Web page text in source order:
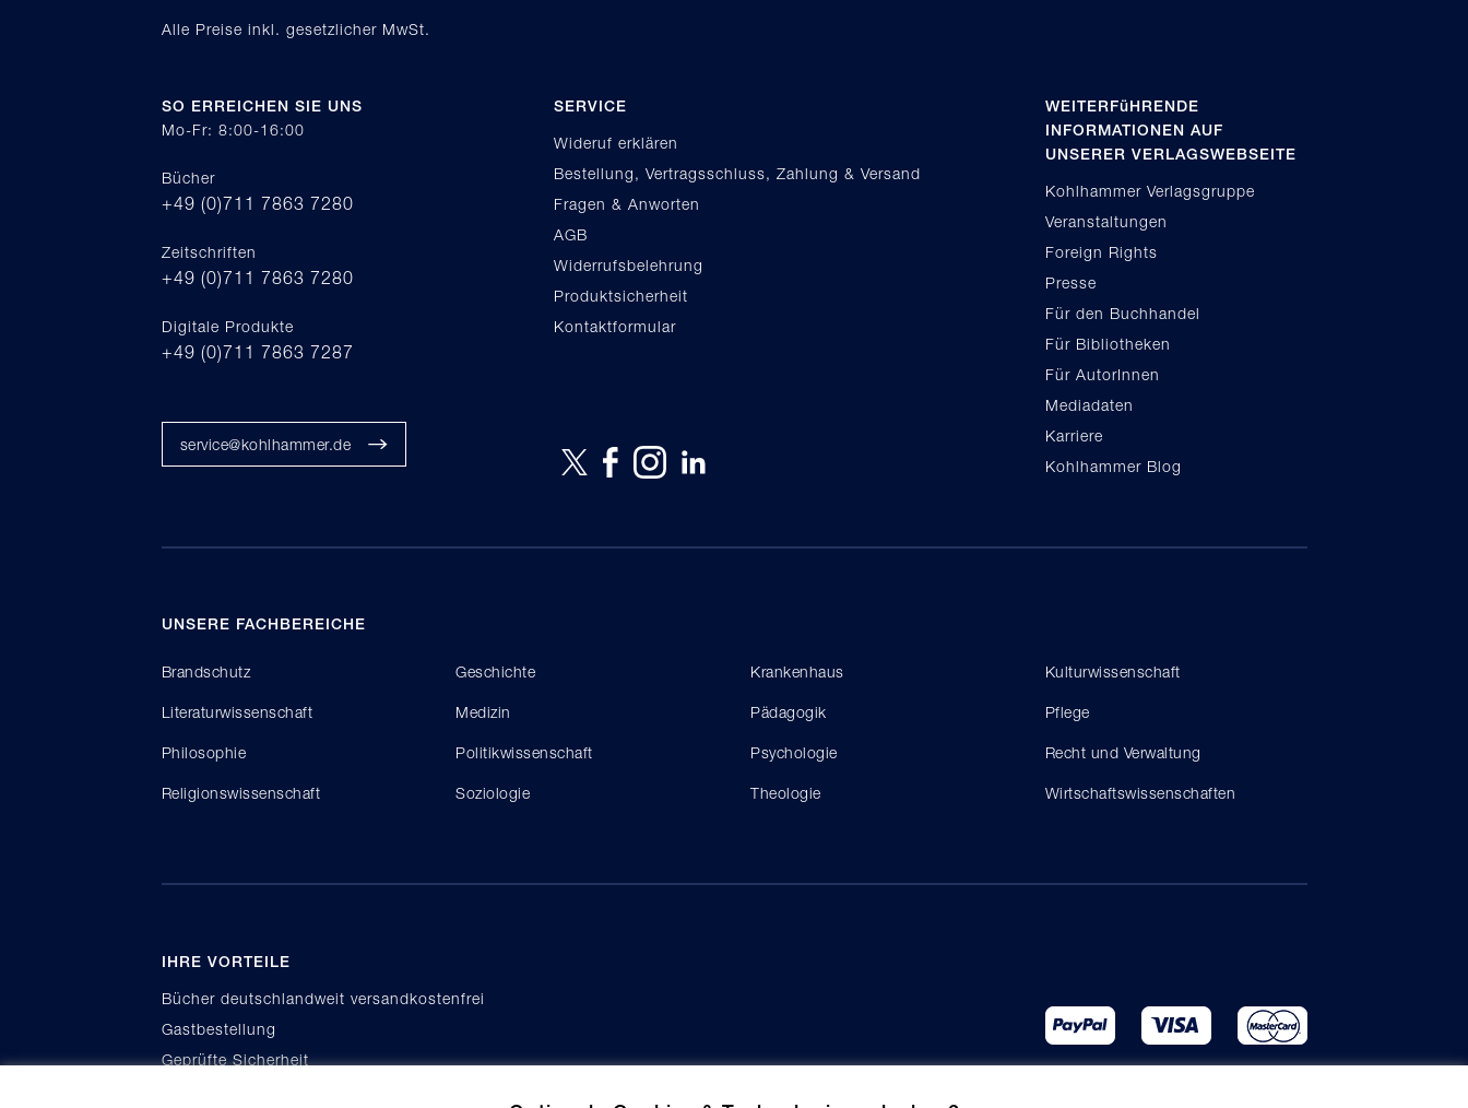
Alle Preise inkl. gesetzlicher MwSt.
SO ERREICHEN SIE UNS
Mo-Fr: 8:00-16:00
Bücher
+49 (0)711 7863 7280
Zeitschriften
+49 (0)711 7863 7280
Digitale Produkte
+49 (0)711 7863 7287
service@kohlhammer.de
SERVICE
Wideruf erklären
Bestellung, Vertragsschluss, Zahlung & Versand
Fragen & Anworten
AGB
Widerrufsbelehrung
Produktsicherheit
Kontaktformular
WEITERFüHRENDE
INFORMATIONEN AUF
UNSERER VERLAGSWEBSEITE
Kohlhammer Verlagsgruppe
Veranstaltungen
Foreign Rights
Presse
Für den Buchhandel
Für Bibliotheken
Für AutorInnen
Mediadaten
Karriere
Kohlhammer Blog
UNSERE FACHBEREICHE
Brandschutz Geschichte Krankenhaus Kulturwissenschaft
Literaturwissenschaft Medizin Pädagogik Pflege
Philosophie Politikwissenschaft Psychologie Recht und Verwaltung
Religionswissenschaft Soziologie Theologie Wirtschaftswissenschaften
IHRE VORTEILE
Bücher deutschlandweit versandkostenfrei
Gastbestellung
Geprüfte Sicherheit